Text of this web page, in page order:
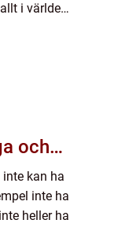
i världen
och
kan ha
inte ha
heller ha